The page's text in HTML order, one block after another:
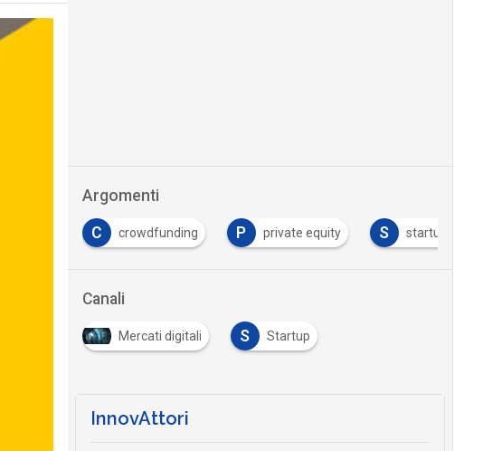
Argomenti
crowdfunding P private equity S startup
Canali
Mercati digitali S Startup
InnovAttori